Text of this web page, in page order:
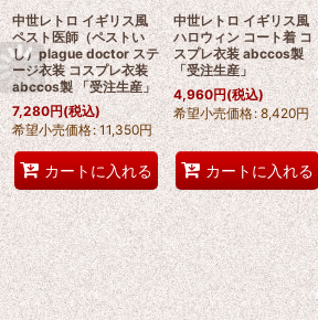
中世レトロ イギリス風
ペスト医師（ペストい
し）plague doctor ステ
ージ衣装 コスプレ衣装
abccos製 「受注生産」
7,280円(税込)
希望小売価格: 11,350円
カートに入れる
中世レトロ イギリス風
ハロウィン コート着 コ
スプレ衣装 abccos製
「受注生産」
4,960円(税込)
希望小売価格: 8,420円
カートに入れる